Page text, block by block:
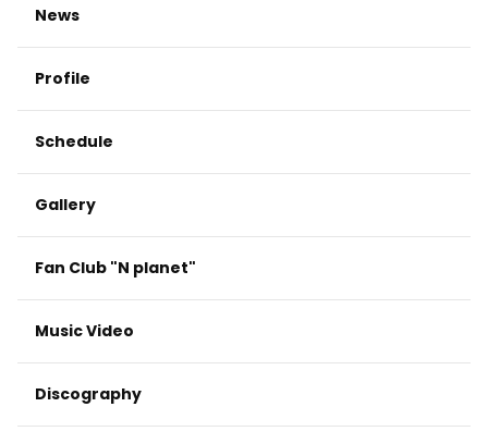
News
Profile
Schedule
Gallery
Fan Club "N planet"
Music Video
Discography